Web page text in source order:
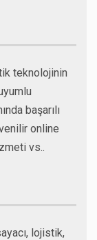
teknolojinin
başarılı
online
vs..
lojistik,